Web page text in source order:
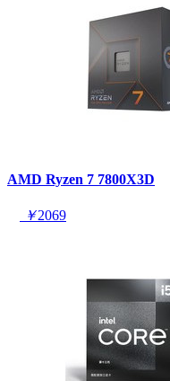
AMD Ryzen 7 7800X3D
￥2069